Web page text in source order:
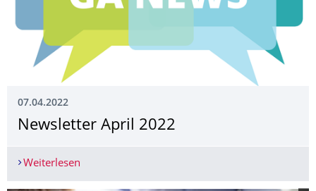
07.04.2022
Newsletter April 2022
Weiterlesen